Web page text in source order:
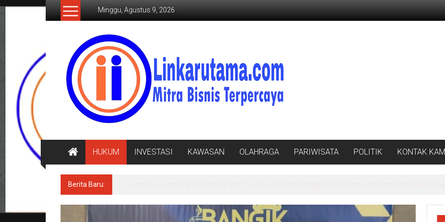
Lompat
Minggu, Agustus 9, 2026
LINKARUTAMA.COM
Mitra
Bisnis
Terpercaya
HUKUM INVESTASI KAWASAN OLAHRAGA PARIWISATA POLITIK KONTAK
Berita Baru: